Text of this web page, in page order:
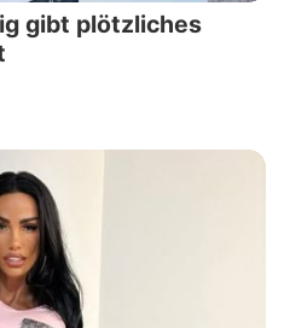
gibt plötzliches